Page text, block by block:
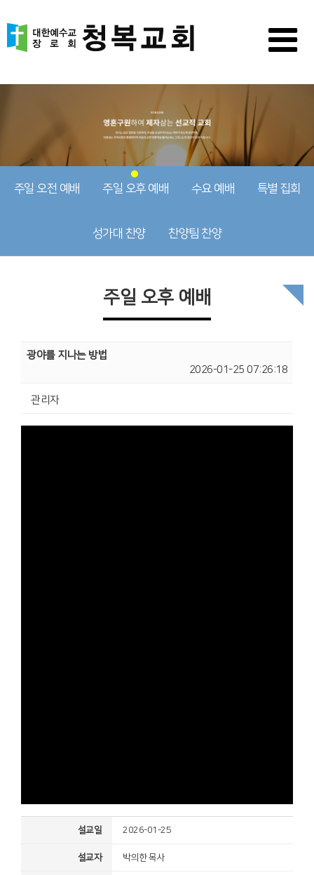
주일 오전 예배 주일 오후 예배 수요 예배 특별 집회
성가대 찬양 찬양팀 찬양
주일 오후 예배
광야를 지나는 방법
2026-01-25 07:26:18
관리자
설교일 2026-01-25
설교자 박의한 목사